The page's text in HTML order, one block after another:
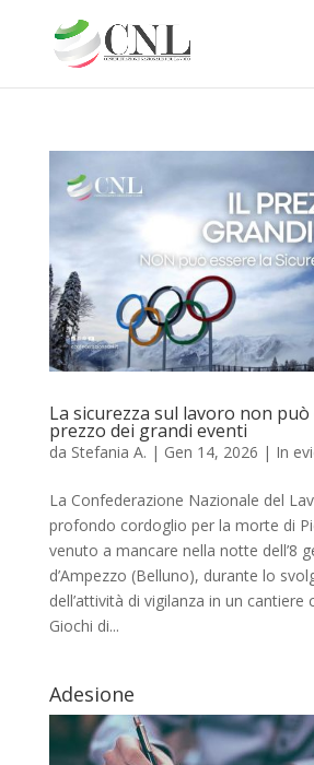
La sicurezza sul lavoro non può
prezzo dei grandi eventi
da Stefania A. | Gen 14, 2026 | In
La Confederazione Nazionale del
profondo cordoglio per la morte di
venuto a mancare nella notte dell’8
d’Ampezzo (Belluno), durante lo
dell’attività di vigilanza in un cantiere
Giochi di...
Adesione